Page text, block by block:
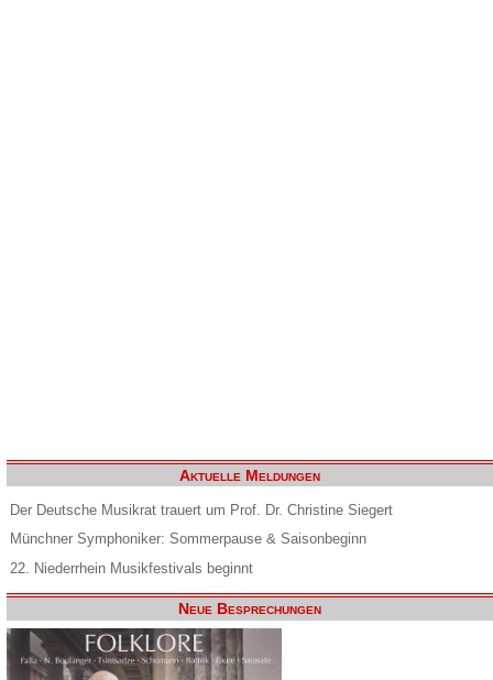
Aktuelle Meldungen
Der Deutsche Musikrat trauert um Prof. Dr. Christine Siegert
Münchner Symphoniker: Sommerpause & Saisonbeginn
22. Niederrhein Musikfestivals beginnt
Neue Besprechungen